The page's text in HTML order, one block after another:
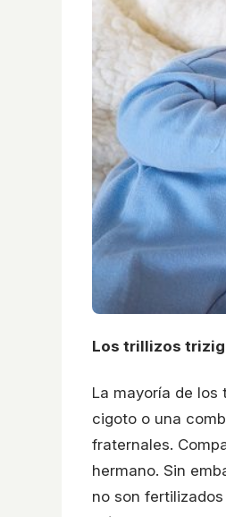
Los trillizos
La mayoría de
cigoto o una
fraternales.
hermano. Sin
no son